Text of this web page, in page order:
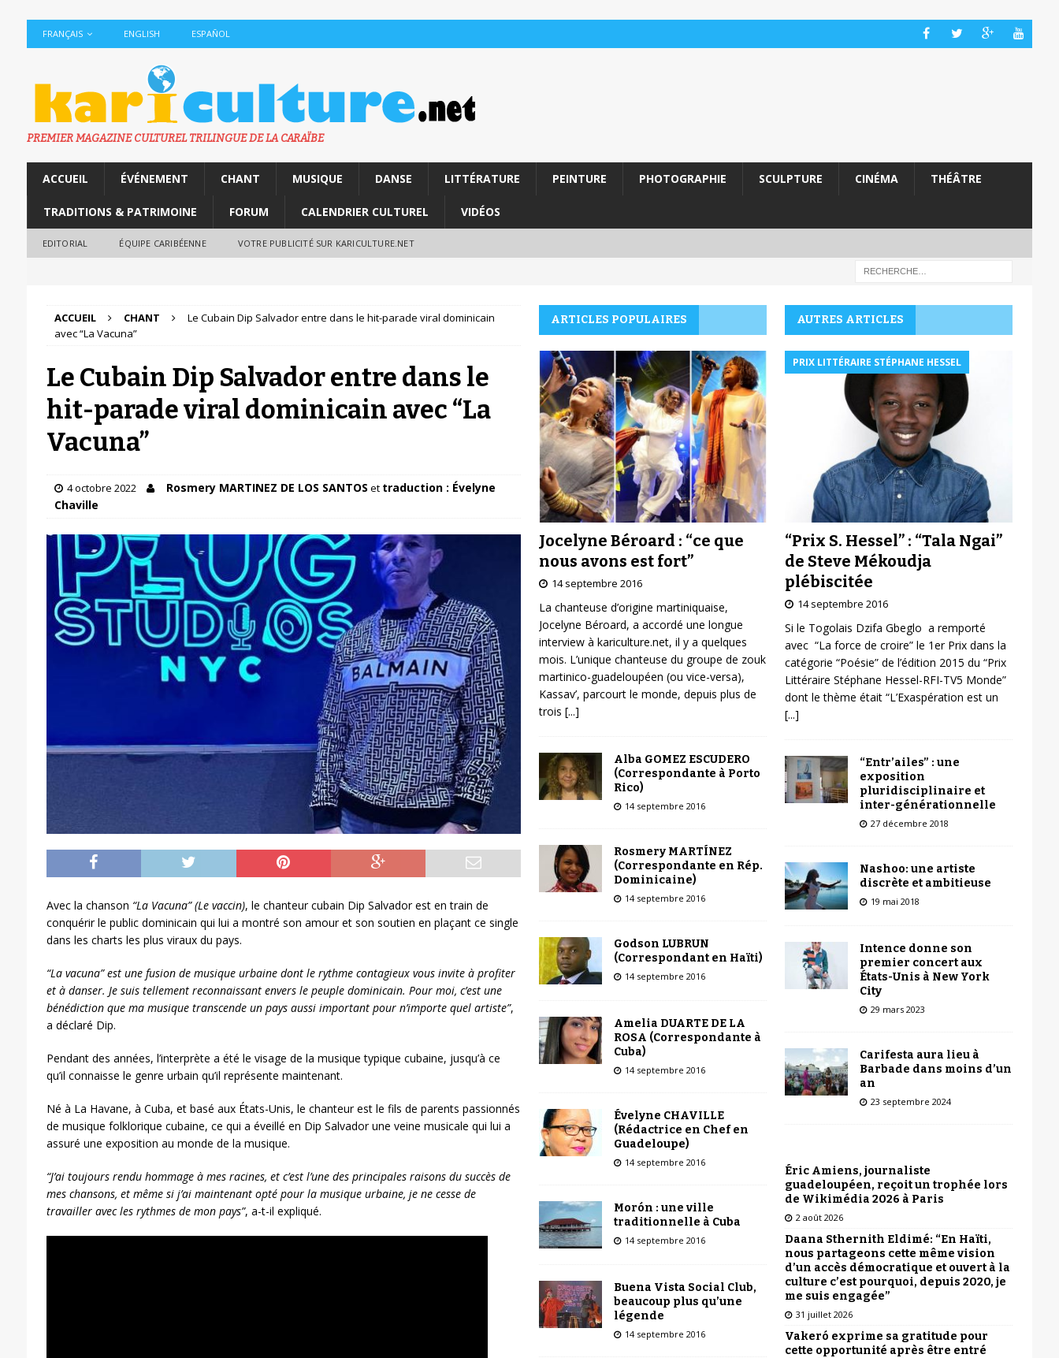
FRANÇAIS ENGLISH ESPAÑOL
PREMIER MAGAZINE CULTUREL TRILINGUE DE LA CARAÏBE
ACCUEIL ÉVÉNEMENT CHANT MUSIQUE DANSE LITTÉRATURE PEINTURE PHOTOGRAPHIE SCULPTURE CINÉMA THÉÂTRE
TRADITIONS & PATRIMOINE FORUM CALENDRIER CULTUREL VIDÉOS
EDITORIAL ÉQUIPE CARIBÉENNE VOTRE PUBLICITÉ SUR KARICULTURE.NET
ACCUEIL CHANT
Le Cubain Dip Salvador entre dans le hit-parade viral dominicain
avec “La Vacuna”
Le Cubain Dip Salvador entre dans le
hit-parade viral dominicain avec “La
Vacuna”
4 octobre 2022 Rosmery MARTINEZ DE LOS SANTOS et traduction : Évelyne
Chaville
Avec la chanson “La Vacuna” (Le vaccin), le chanteur cubain Dip Salvador est en train de
conquérir le public dominicain qui lui a montré son amour et son soutien en plaçant ce single
dans les charts les plus viraux du pays.
“La vacuna” est une fusion de musique urbaine dont le rythme contagieux vous invite à profiter
et à danser. Je suis tellement reconnaissant envers le peuple dominicain. Pour moi, c’est une
bénédiction que ma musique transcende un pays aussi important pour n’importe quel artiste”,
a déclaré Dip.
Pendant des années, l’interprète a été le visage de la musique typique cubaine, jusqu’à ce
qu’il connaisse le genre urbain qu’il représente maintenant.
Né à La Havane, à Cuba, et basé aux États-Unis, le chanteur est le fils de parents passionnés
de musique folklorique cubaine, ce qui a éveillé en Dip Salvador une veine musicale qui lui a
assuré une exposition au monde de la musique.
“J’ai toujours rendu hommage à mes racines, et c’est l’une des principales raisons du succès de
mes chansons, et même si j’ai maintenant opté pour la musique urbaine, je ne cesse de
travailler avec les rythmes de mon pays”, a-t-il expliqué.
ARTICLES POPULAIRES
Jocelyne Béroard : “ce que
nous avons est fort”
14 septembre 2016
La chanteuse d’origine martiniquaise,
Jocelyne Béroard, a accordé une longue
interview à kariculture.net, il y a quelques
mois. L’unique chanteuse du groupe de zouk
martinico-guadeloupéen (ou vice-versa),
Kassav’, parcourt le monde, depuis plus de
trois [...]
Alba GOMEZ ESCUDERO
(Correspondante à Porto
Rico)
14 septembre 2016
Rosmery MARTÍNEZ
(Correspondante en Rép.
Dominicaine)
14 septembre 2016
Godson LUBRUN
(Correspondant en Haïti)
14 septembre 2016
Amelia DUARTE DE LA
ROSA (Correspondante à
Cuba)
14 septembre 2016
Évelyne CHAVILLE
(Rédactrice en Chef en
Guadeloupe)
14 septembre 2016
Morón : une ville
traditionnelle à Cuba
14 septembre 2016
Buena Vista Social Club,
beaucoup plus qu’une
légende
14 septembre 2016
AUTRES ARTICLES
PRIX LITTÉRAIRE STÉPHANE HESSEL
“Prix S. Hessel” : “Tala Ngai”
de Steve Mékoudja
plébiscitée
14 septembre 2016
Si le Togolais Dzifa Gbeglo a remporté
avec “La force de croire” le 1er Prix dans la
catégorie “Poésie” de l’édition 2015 du “Prix
Littéraire Stéphane Hessel-RFI-TV5 Monde”
dont le thème était “L’Exaspération est un
[...]
“Entr’ailes” : une
exposition
pluridisciplinaire et
inter-générationnelle
27 décembre 2018
Nashoo: une artiste
discrète et ambitieuse
19 mai 2018
Intence donne son
premier concert aux
États-Unis à New York
City
29 mars 2023
Carifesta aura lieu à
Barbade dans moins d’un
an
23 septembre 2024
Éric Amiens, journaliste
guadeloupéen, reçoit un trophée lors
de Wikimédia 2026 à Paris
2 août 2026
Daana Sthernith Eldimé: “En Haïti,
nous partageons cette même vision
d’un accès démocratique et ouvert à la
culture c’est pourquoi, depuis 2020, je
me suis engagée”
31 juillet 2026
Vakeró exprime sa gratitude pour
cette opportunité après être entré